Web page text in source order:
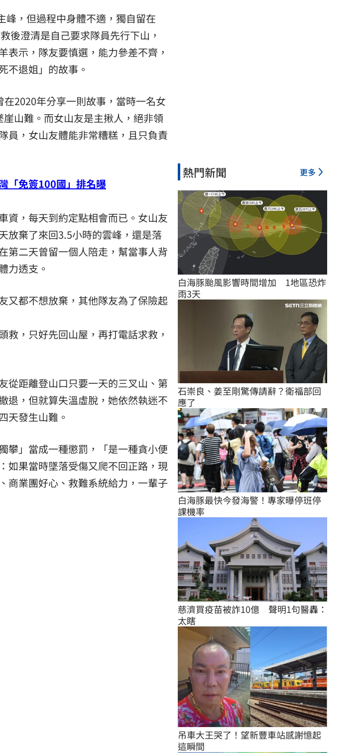
峰，但過程中身體不適，獨自留在
後澄清是自己要求隊員先行下山，
示，隊友要慎選，能力參差不齊，
不退姐」的故事。
2020年分享一則故事，當時一名女
山難。而女山友是主揪人，絕非領
員，女山友體能非常糟糕，且只負責
「免簽100國」排名曝
資，每天到約定點相會而已。女山友
放棄了來回3.5小時的雲峰，還是落
第二天曾留一個人陪走，幫當事人背
力透支。
又都不想放棄，其他隊友為了保險起
，只好先回山屋，再打電話求救，
從距離登山口只要一天的三叉山、第
退，但就算失溫虛脫，她依然執迷不
天發生山難。
攀」當成一種懲罰，「是一種貪小便
如果當時墜落受傷又爬不回正路，現
商業團好心、救難系統給力，一輩子
熱門新聞 更多
白海豚颱風影響時間增加　1地區恐炸
雨3天
石崇良、姜至剛驚傳請辭？衛福部回
應了
白海豚最快今發海警！專家曝停班停
課機率
慈濟買疫苗被詐10億　聲明1句醫轟：
太瞎
吊車大王哭了！望新豐車站感謝憶起
這瞬間